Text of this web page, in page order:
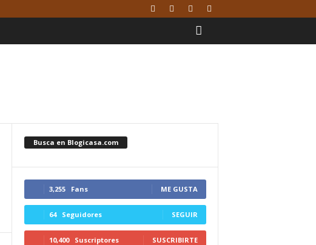
Busca en Blogicasa.com
3,255 Fans ME GUSTA
64 Seguidores SEGUIR
10,400 Suscriptores SUSCRIBIRTE